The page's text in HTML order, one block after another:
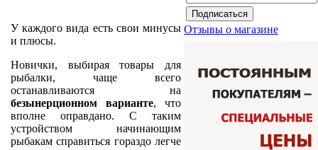
У каждого вида есть свои минусы
и плюсы.
Новички, выбирая товары для
рыбалки, чаще всего
останавливаются на
безынерционном варианте, что
вполне оправдано. С таким
устройством начинающим
рыбакам справиться гораздо легче
Отзывы о магазине